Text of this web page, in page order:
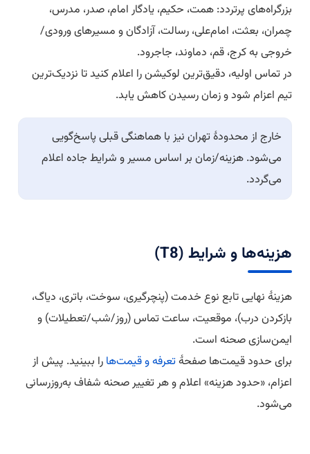
بزرگراه‌های پرتردد: همت، حکیم، یادگار امام، صدر، مدرس،
چمران، بعثت، امام‌علی، رسالت، آزادگان و مسیرهای ورودی/
خروجی به کرج، قم، دماوند، جاجرود.
در تماس اولیه، دقیق‌ترین لوکیشن را اعلام کنید تا نزدیک‌ترین
تیم اعزام شود و زمان رسیدن کاهش یابد.
خارج از محدودهٔ تهران نیز با هماهنگی قبلی پاسخ‌گویی
می‌شود. هزینه/زمان بر اساس مسیر و شرایط جاده اعلام
می‌گردد.
هزینه‌ها و شرایط (T8)
هزینهٔ نهایی تابع نوع خدمت (پنچرگیری، سوخت، باتری، دیاگ،
بازکردن درب)، موقعیت، ساعت تماس (روز/شب/تعطیلات) و
ایمن‌سازی صحنه است.
برای حدود قیمت‌ها صفحهٔتعرفه و قیمت‌ها را ببینید. پیش از
اعزام، «حدود هزینه» اعلام و هر تغییر صحنه شفاف به‌روزرسانی
می‌شود.